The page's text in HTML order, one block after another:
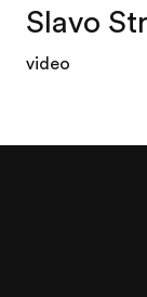
Slavo
video